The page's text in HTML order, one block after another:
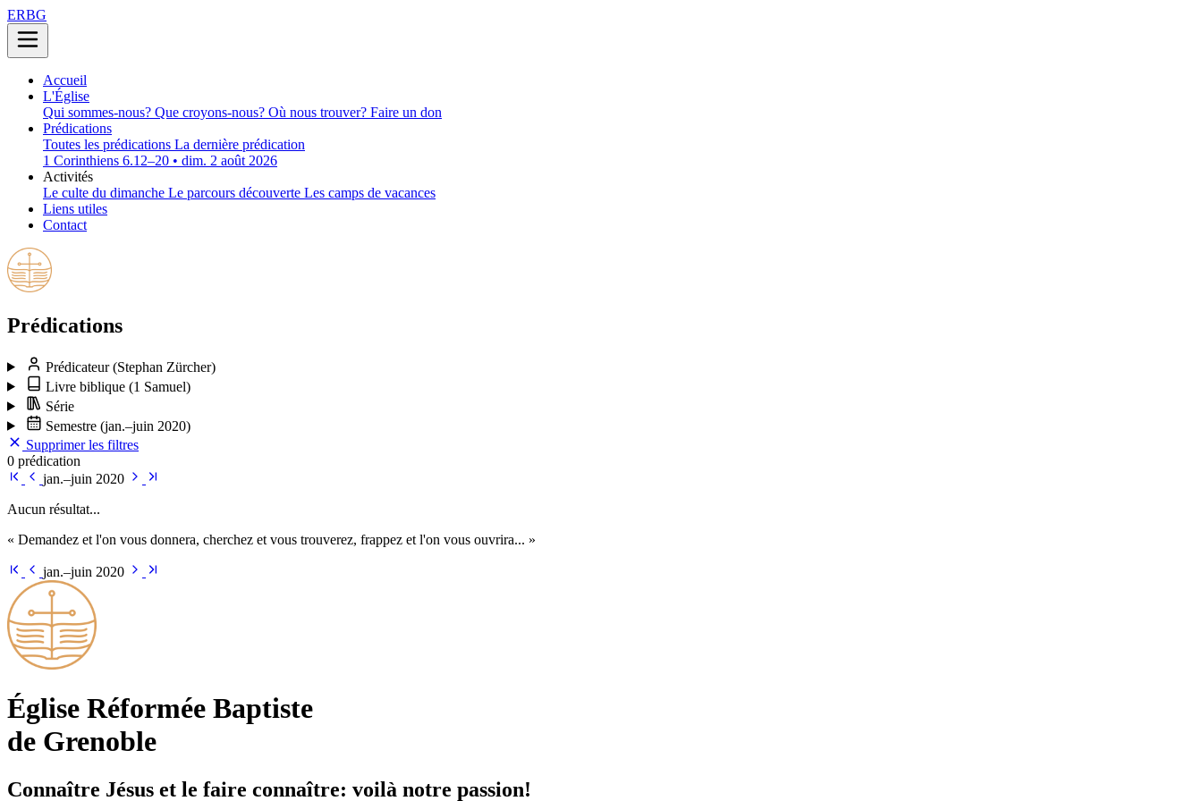
ERBG
Accueil
L'Église
Qui sommes-nous? Que croyons-nous? Où nous trouver? Faire un don
Prédications
Toutes les prédications La dernière prédication
1 Corinthiens 6.12–20 • dim. 2 août 2026
Activités
Le culte du dimanche Le parcours découverte Les camps de vacances
Liens utiles
Contact
Prédications
Prédicateur(Stephan Zürcher)
Livre biblique (1 Samuel)
Série
Semestre (jan.–juin 2020)
Supprimer les filtres
0 prédication
jan.–juin 2020
Aucun résultat...
« Demandez et l'on vous donnera, cherchez et vous trouverez, frappez et l'on vous ouvrira... »
jan.–juin 2020
Église Ré­for­mée Bap­tiste
de Grenoble
Connaître Jésus et le faire connaître: voilà notre passion!